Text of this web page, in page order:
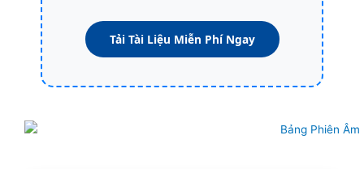
Tải Tài Liệu Miễn Phí Ngay